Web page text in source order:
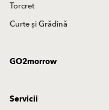
Torcret
Curte și Grădină
GO2morrow
Servicii